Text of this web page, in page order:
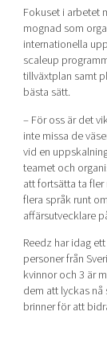
Fokuset i arbetet
mognad som
internationella
scaleup
tillväxtplan samt
bästa sätt.
– För oss är det
inte missa de
vid en
teamet och
att fortsätta ta
flera språk runt
affärsutvecklare
Reedz har idag
personer från
kvinnor och 3 är
dem att lyckas
brinner för att